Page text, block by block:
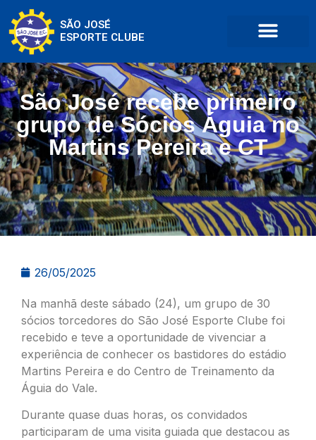
SÃO JOSÉ
ESPORTE CLUBE
São José recebe primeiro
grupo de Sócios Águia no
Martins Pereira e CT
26/05/2025
Na manhã deste sábado (24), um grupo de 30
sócios torcedores do São José Esporte Clube foi
recebido e teve a oportunidade de vivenciar a
experiência de conhecer os bastidores do estádio
Martins Pereira e do Centro de Treinamento da
Águia do Vale.
Durante quase duas horas, os convidados
participaram de uma visita guiada que destacou as